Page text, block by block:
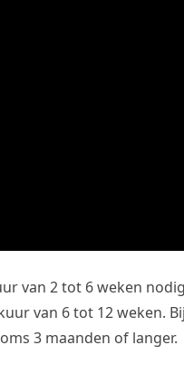
van 2 tot 6 weken
van 6 tot 12 weken. Bij
3 maanden of langer.